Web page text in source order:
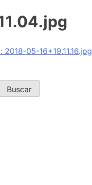
2018-05-16+19.11.16.jpg